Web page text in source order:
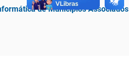
de Municípios Associados